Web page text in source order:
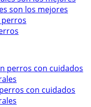
son los mejores
con cuidados